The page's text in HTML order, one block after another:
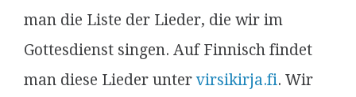
man die Liste der Lieder, die wir im
Gottesdienst singen. Auf Finnisch findet
man diese Lieder untervirsikirja.fi. Wir